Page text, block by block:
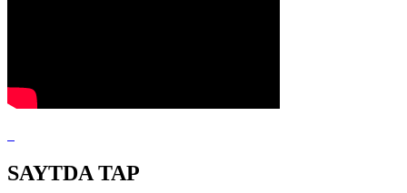
SAYTDA TAP